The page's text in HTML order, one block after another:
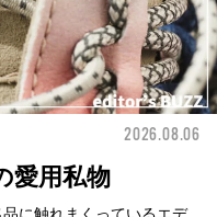
2026.08.06
愛用私物